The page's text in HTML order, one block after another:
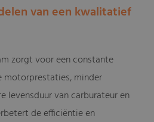
van een kwalitatief
zorgt voor een constante
minder
levensduur van carburateur en
de efficiëntie en